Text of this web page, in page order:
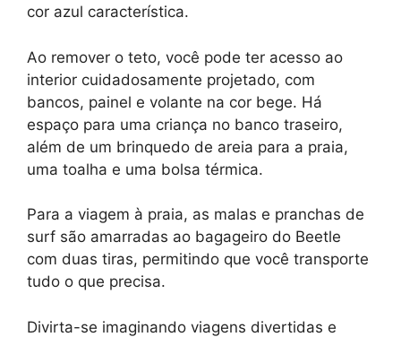
cor azul característica.
Ao remover o teto, você pode ter acesso ao
interior cuidadosamente projetado, com
bancos, painel e volante na cor bege. Há
espaço para uma criança no banco traseiro,
além de um brinquedo de areia para a praia,
uma toalha e uma bolsa térmica.
Para a viagem à praia, as malas e pranchas de
surf são amarradas ao bagageiro do Beetle
com duas tiras, permitindo que você transporte
tudo o que precisa.
Divirta-se imaginando viagens divertidas e